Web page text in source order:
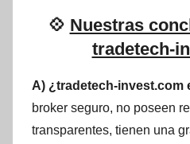
💠 Nuestras
tradetech-
A) ¿tradetech-invest.com
broker seguro, no poseen
transparentes, tienen una